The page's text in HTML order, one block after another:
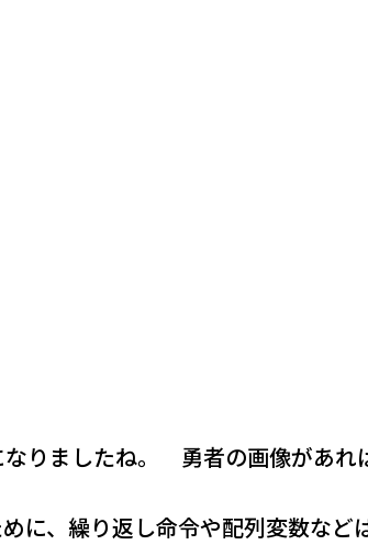
りましたね。 勇者の画像があれ
に、繰り返し命令や配列変数など